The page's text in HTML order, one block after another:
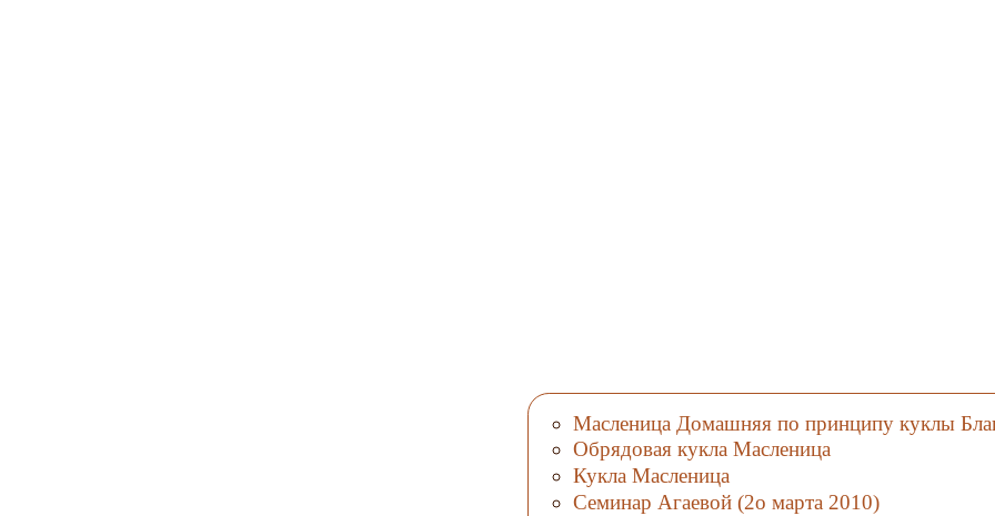
Масленица Домашняя по принципу куклы
Обрядовая кукла Масленица
Кукла Масленица
Семинар Агаевой (2о марта 2010)